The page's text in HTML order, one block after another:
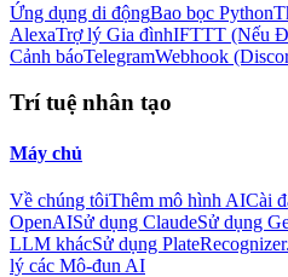
Ứng dụng di độngBao bọc Python
AlexaTrợ lý Gia đìnhIFTTT (Nếu
Cảnh báoTelegramWebhook
Trí tuệ nhân tạo
Máy chủ
Về chúng tôiThêm mô hình AICài
OpenAISử dụng ClaudeSử dụng
LLM khácSử dụng
lý các Mô-đun AI